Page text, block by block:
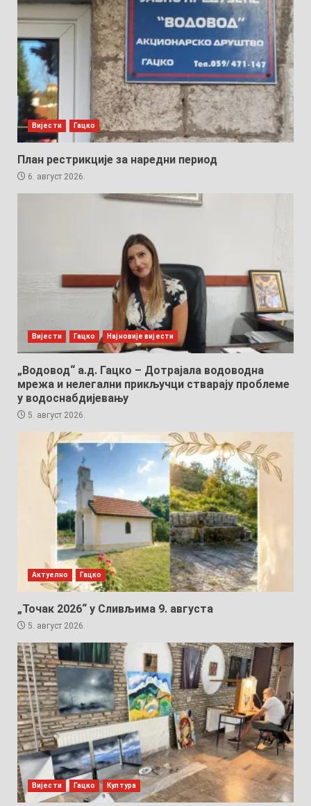
Вијести Гацко
План рестрикције за наредни период
6. август 2026.
Вијести Гацко Најновије вијести
„Водовод“ а.д. Гацко – Дотрајала водоводна
мрежа и нелегални прикључци стварају проблеме
у водоснабдијевању
5. август 2026.
Актуелно Гацко
„Точак 2026“ у Сливљима 9. августа
5. август 2026.
Вијести Гацко Култура